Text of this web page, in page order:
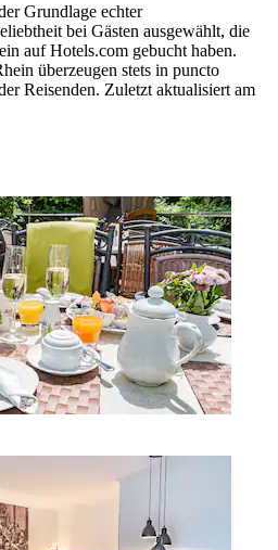
Grundlage echter
bei Gästen ausgewählt, die
auf Hotels.com gebucht haben.
überzeugen stets in puncto
Reisenden. Zuletzt aktualisiert am